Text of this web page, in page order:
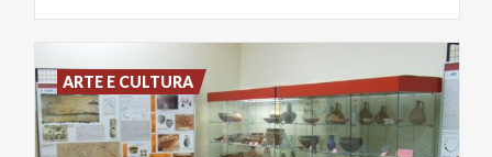
ARTE E CULTURA